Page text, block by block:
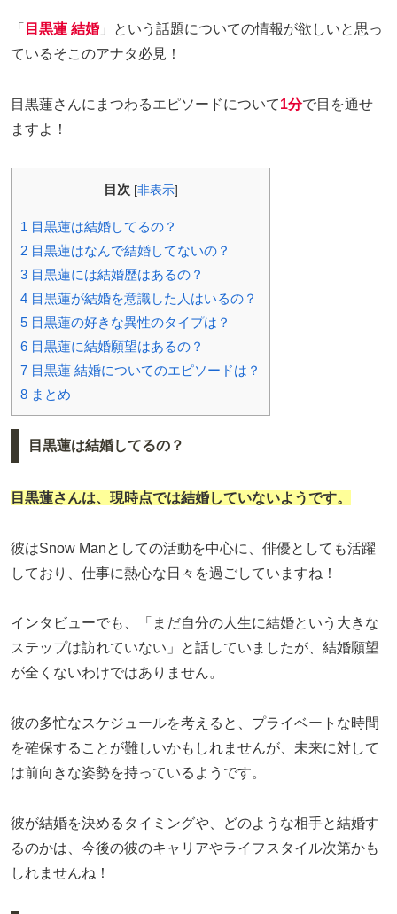
「 目黒蓮 結婚 」という話題についての情報が欲しいと思っ
ているそこのアナタ必見！
目黒蓮さんにまつわるエピソードについて1分で目を通せ
ますよ！
目次 [非表示]
1 目黒蓮は結婚してるの？
2 目黒蓮はなんで結婚してないの？
3 目黒蓮には結婚歴はあるの？
4 目黒蓮が結婚を意識した人はいるの？
5 目黒蓮の好きな異性のタイプは？
6 目黒蓮に結婚願望はあるの？
7 目黒蓮 結婚についてのエピソードは？
8 まとめ
目黒蓮は結婚してるの？
目黒蓮さんは、現時点では結婚していないようです。
彼はSnow Manとしての活動を中心に、俳優としても活躍
しており、仕事に熱心な日々を過ごしていますね！
インタビューでも、「まだ自分の人生に結婚という大きな
ステップは訪れていない」と話していましたが、結婚願望
が全くないわけではありません。
彼の多忙なスケジュールを考えると、プライベートな時間
を確保することが難しいかもしれませんが、未来に対して
は前向きな姿勢を持っているようです。
彼が結婚を決めるタイミングや、どのような相手と結婚す
るのかは、今後の彼のキャリアやライフスタイル次第かも
しれませんね！